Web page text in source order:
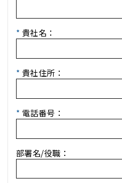
* 貴社名：
* 貴社住所：
* 電話番号：
部署名/役職：